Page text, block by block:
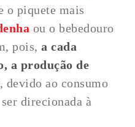
o piquete mais
ou o bebedouro
pois,a cada
a produção de
, devido ao consumo
direcionada à